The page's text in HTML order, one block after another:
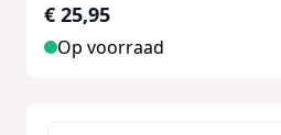
€ 25,95
Op voorraad